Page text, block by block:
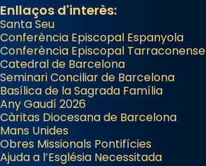
Enllaços d'interès:
Santa Seu
Conferència Episcopal Espanyola
Conferència Episcopal Tarraconense
Catedral de Barcelona
Seminari Conciliar de Barcelona
Basílica de la Sagrada Família
Any Gaudí 2026
Càritas Diocesana de Barcelona
Mans Unides
Obres Missionals Pontifícies
Ajuda a l’Església Necessitada